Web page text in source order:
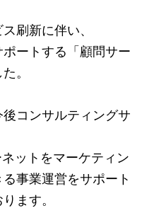
刷新に伴い、
ートする「顧問サー
。
後コンサルティングサ
ットをマーケティン
事業運営をサポート
ます。